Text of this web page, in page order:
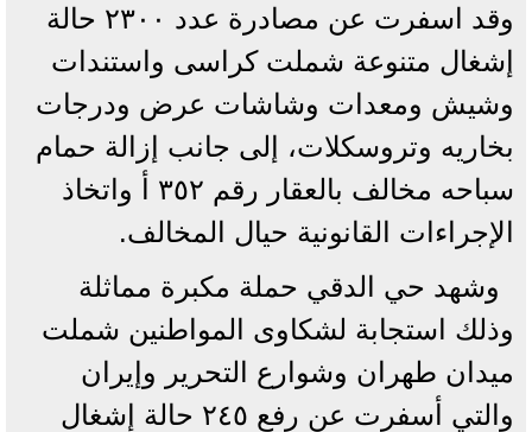
وقد اسفرت عن مصادرة عدد ٢٣٠٠ حالة
إشغال متنوعة شملت كراسى واستندات
وشيش ومعدات وشاشات عرض ودرجات
بخاريه وتروسكلات، إلى جانب إزالة حمام
سباحه مخالف بالعقار رقم ٣٥٢ أ واتخاذ
الإجراءات القانونية حيال المخالف.
وشهد حي الدقي حملة مكبرة مماثلة
وذلك استجابة لشكاوى المواطنين شملت
ميدان طهران وشوارع التحرير وإيران
والتي أسفرت عن رفع ٢٤٥ حالة إشغال